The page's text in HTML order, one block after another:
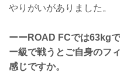
やりがいがありました。
ーーROAD FCでは63kg
ー級で戦うとご自身のフ
感じですか。